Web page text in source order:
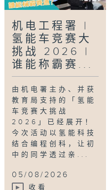
机电工程署 |
氢能车竞赛大
挑战 2026 |
谁能称霸赛...
由机电署主办、并获
教育局支持的「氢能
车竞赛大挑战
2026」已经展开！
今次活动以氢能科技
结合编程创科，让初
中的同学透过亲...
05/08/2026
收看